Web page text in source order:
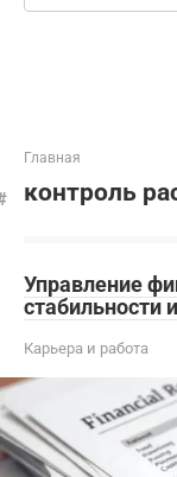
Главная
контроль
Управление
стабильности
Карьера и работа